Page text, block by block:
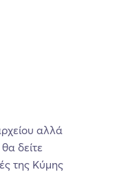
αλλά
δείτε
της Κύμης